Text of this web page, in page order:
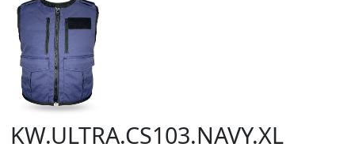
KW.ULTRA.CS103.NAVY.XL